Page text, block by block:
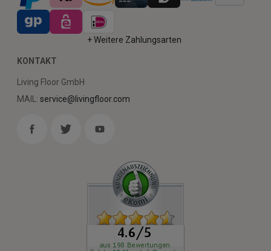
+ Weitere Zahlungsarten
KONTAKT
Living Floor GmbH
MAIL: service@livingfloor.com